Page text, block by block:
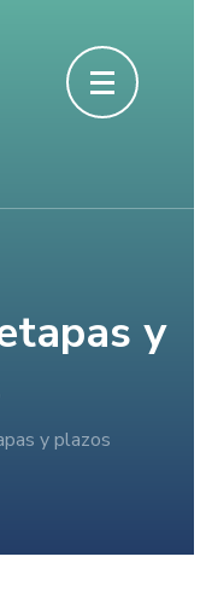
y
y plazos